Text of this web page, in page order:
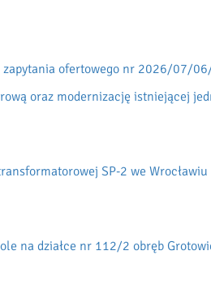
zapytania ofertowego nr 2026/07/
oraz modernizację istniejącej
SP-2 we
na działce nr 112/2 obręb